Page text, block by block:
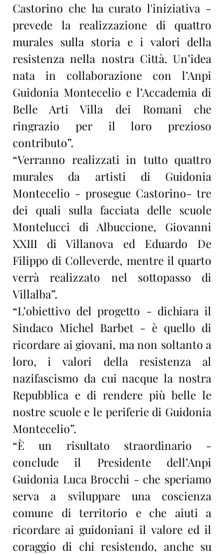
Castorino che ha curato l'iniziativa -
prevede la realizzazione di quattro
murales sulla storia e i valori della
resistenza nella nostra Città. Un’idea
nata in collaborazione con l’Anpi
Guidonia Montecelio e l’Accademia di
Belle Arti Villa dei Romani che
ringrazio per il loro prezioso
contributo”.
“Verranno realizzati in tutto quattro
murales da artisti di Guidonia
Montecelio - prosegue Castorino- tre
dei quali sulla facciata delle scuole
Montelucci di Albuccione, Giovanni
XXIII di Villanova ed Eduardo De
Filippo di Colleverde, mentre il quarto
verrà realizzato nel sottopasso di
Villalba”.
“L’obiettivo del progetto - dichiara il
Sindaco Michel Barbet - è quello di
ricordare ai giovani, ma non soltanto a
loro, i valori della resistenza al
nazifascismo da cui nacque la nostra
Repubblica e di rendere più belle le
nostre scuole e le periferie di Guidonia
Montecelio”.
“È un risultato straordinario -
conclude il Presidente dell’Anpi
Guidonia Luca Brocchi - che speriamo
serva a sviluppare una coscienza
comune di territorio e che aiuti a
ricordare ai guidoniani il valore ed il
coraggio di chi resistendo, anche su